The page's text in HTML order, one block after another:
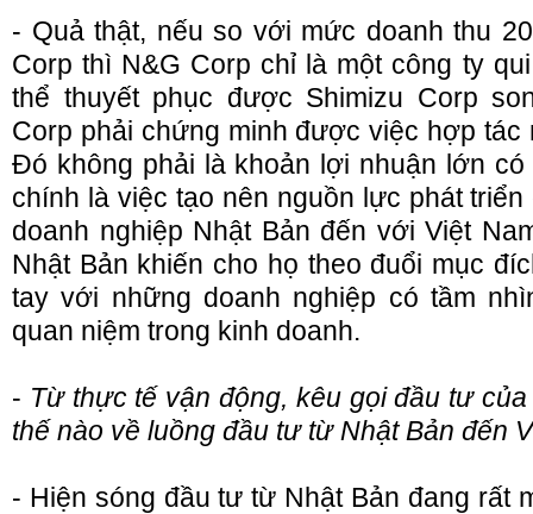
- Quả thật, nếu so với mức doanh thu
Corp thì N&G Corp chỉ là một công ty
thể thuyết phục được Shimizu Corp
Corp phải chứng minh được việc hợp tác
Đó không phải là khoản lợi nhuận lớn
chính là việc tạo nên nguồn lực phát
doanh nghiệp Nhật Bản đến với Việt
Nhật Bản khiến cho họ theo đuổi mục
tay với những doanh nghiệp có tầm
quan niệm trong kinh doanh.
- Từ thực tế vận động, kêu gọi đầu tư
thế nào về luồng đầu tư từ Nhật Bản đến
- Hiện sóng đầu tư từ Nhật Bản đang rất